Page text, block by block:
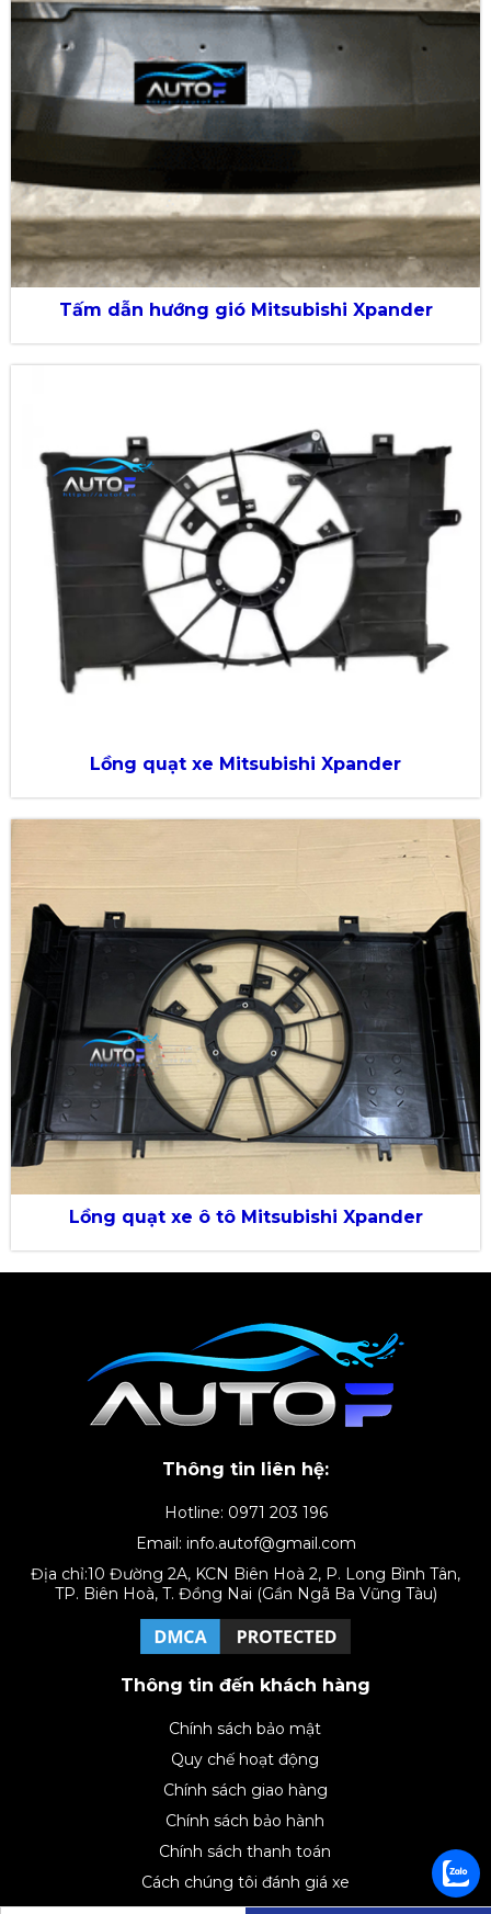
Tấm dẫn hướng gió Mitsubishi Xpander
Lồng quạt xe Mitsubishi Xpander
Lồng quạt xe ô tô Mitsubishi Xpander
Thông tin liên hệ:
Hotline: 0971 203 196
Email: info.autof@gmail.com
Địa chỉ:10 Đường 2A, KCN Biên Hoà 2, P. Long Bình Tân,
TP. Biên Hoà, T. Đồng Nai (Gần Ngã Ba Vũng Tàu)
Thông tin đến khách hàng
Chính sách bảo mật
Quy chế hoạt động
Chính sách giao hàng
Chính sách bảo hành
Chính sách thanh toán
Cách chúng tôi đánh giá xe